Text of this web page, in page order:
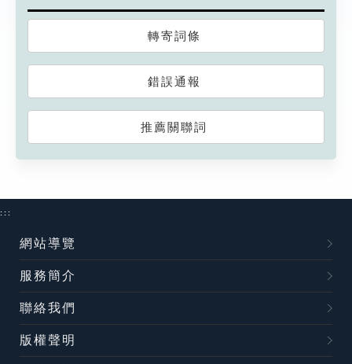
轉寄詞條
錯誤通報
推薦關聯詞
:::
網站導覽
服務簡介
聯絡我們
版權聲明